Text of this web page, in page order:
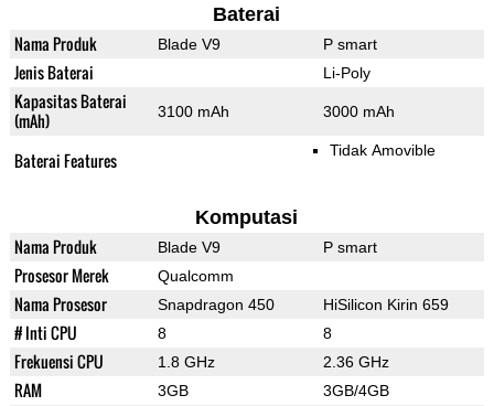
Baterai
Nama Produk Blade V9 P smart
Jenis Baterai Li-Poly
Kapasitas Baterai
(mAh)
3100 mAh 3000 mAh
Baterai Features Tidak Amovible
Komputasi
Nama Produk Blade V9 P smart
Prosesor Merek Qualcomm
Nama Prosesor Snapdragon 450 HiSilicon Kirin 659
# Inti CPU 8 8
Frekuensi CPU 1.8 GHz 2.36 GHz
RAM 3GB 3GB/4GB